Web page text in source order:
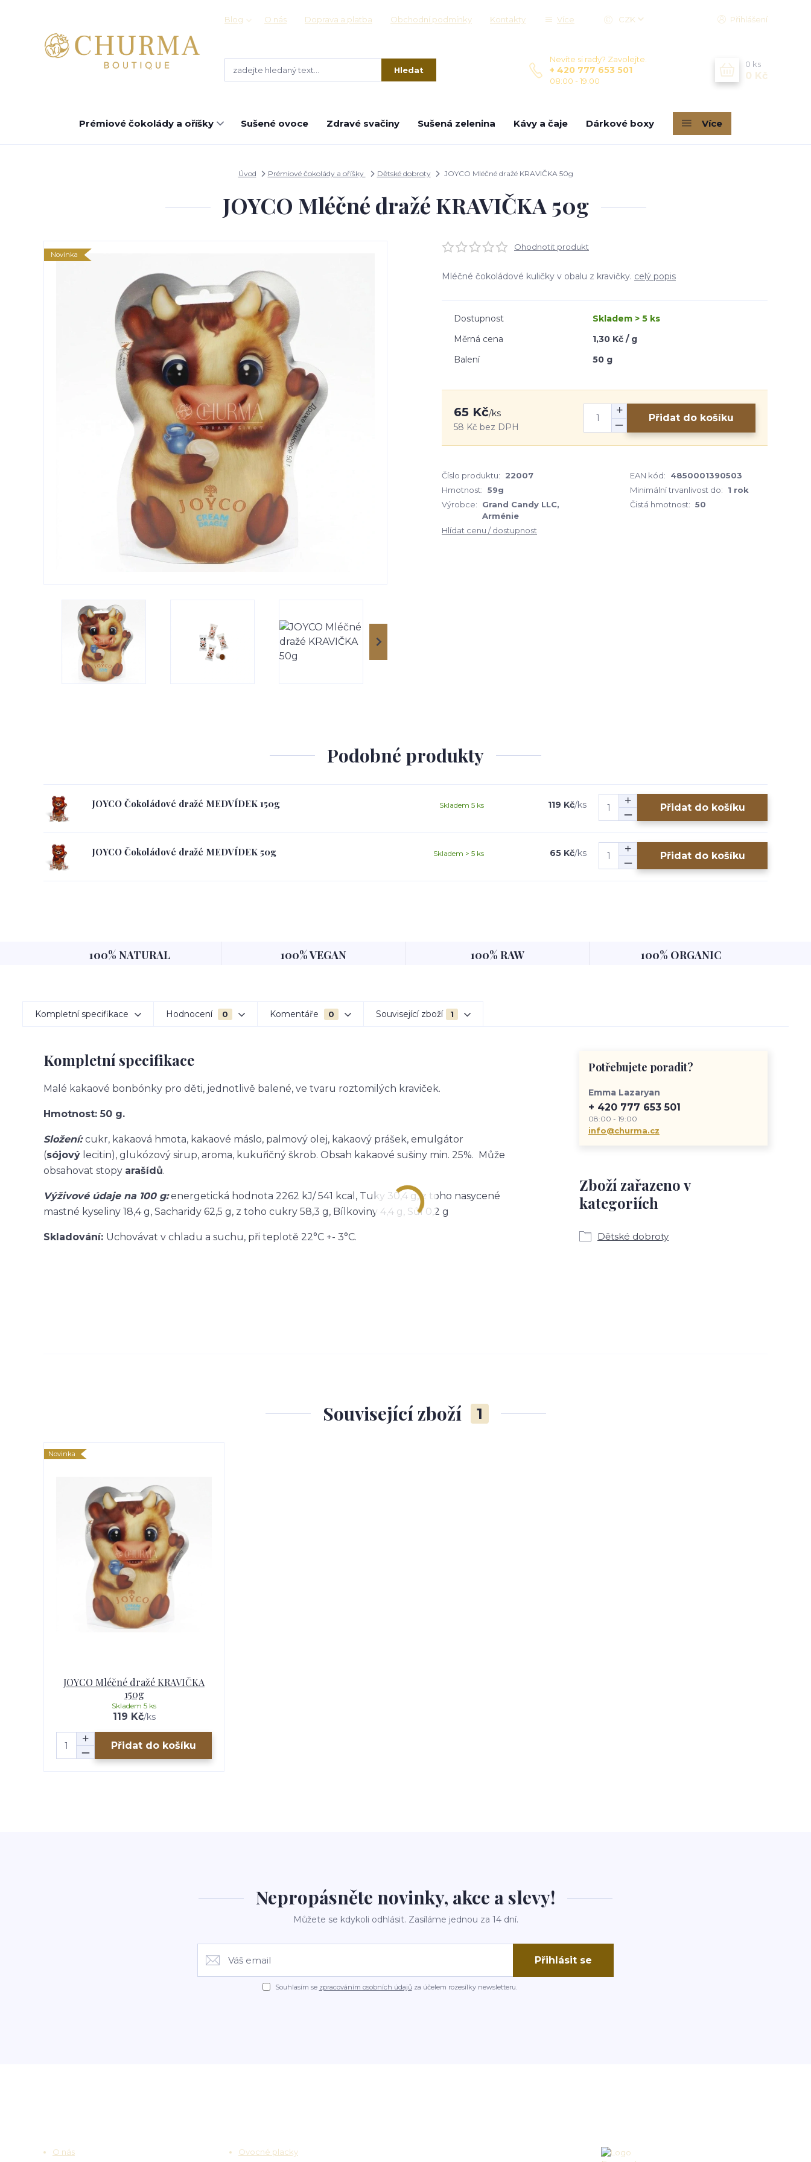
Blog O nás Doprava a platba Obchodní podmínky Kontakty Více CZK Přihlášení
Hledat
Nevíte si rady? Zavolejte.
+ 420 777 653 501
08:00 - 19:00
0 ks
0 Kč
Prémiové čokolády a oříšky Sušené ovoce Zdravé svačiny Sušená zelenina Kávy a čaje Dárkové boxy Více
Úvod Prémiové čokolády a oříšky Dětské dobroty JOYCO Mléčné dražé KRAVIČKA 50g
JOYCO Mléčné dražé KRAVIČKA 50g
Novinka
Ohodnotit produkt
Mléčné čokoládové kuličky v obalu z kravičky. celý popis
Dostupnost
Skladem > 5 ks
Měrná cena
1,30 Kč / g
Balení
50 g
65 Kč/ks
58 Kč bez DPH
Přidat do košíku
Číslo produktu: 22007 EAN kód:
4850001390503
Hmotnost: 59g Minimální trvanlivost do:
1 rok
Výrobce:
Grand Candy LLC,
Arménie
Čistá hmotnost: 50
Hlídat cenu / dostupnost
Podobné produkty
JOYCO Čokoládové dražé MEDVÍDEK 150g 119 Kč/ks
Skladem 5 ks Přidat do košíku
JOYCO Čokoládové dražé MEDVÍDEK 50g 65 Kč/ks
Skladem > 5 ks Přidat do košíku
100% NATURAL 100% VEGAN 100% RAW 100% ORGANIC
Kompletní specifikace Hodnocení 0 Komentáře 0 Související zboží 1
Kompletní specifikace
Malé kakaové bonbónky pro děti, jednotlivě balené, ve tvaru roztomilých kraviček.
Hmotnost: 50 g.
Složení:cukr, kakaová hmota, kakaové máslo, palmový olej, kakaový prášek, emulgátor
(sójový lecitin), glukózový sirup, aroma, kukuřičný škrob. Obsah kakaové sušiny min. 25%. Může
obsahovat stopy arašídů.
Výživové údaje na 100 g:energetická hodnota 2262 kJ/ 541 kcal, Tuky 30,4 g, z toho nasycené
mastné kyseliny 18,4 g, Sacharidy 62,5 g, z toho cukry 58,3 g, Bílkoviny 4,4 g, Sůl 0,2 g
Skladování: Uchovávat v chladu a suchu, při teplotě 22°C +- 3°C.
Zboží zařazeno v
kategoriích
Dětské dobroty
Potřebujete poradit?
Emma Lazaryan
+ 420 777 653 501
08:00 - 19:00
info@churma.cz
Související zboží 1
Novinka
JOYCO Mléčné dražé KRAVIČKA
150g
119 Kč/ks
Skladem 5 ks
Přidat do košíku
Nepropásněte novinky, akce a slevy!
Můžete se kdykoli odhlásit. Zasíláme jednou za 14 dní.
Přihlásit se
Souhlasím se zpracováním osobních údajůza účelem rozesílky newsletteru.
O nás Ovocné placky